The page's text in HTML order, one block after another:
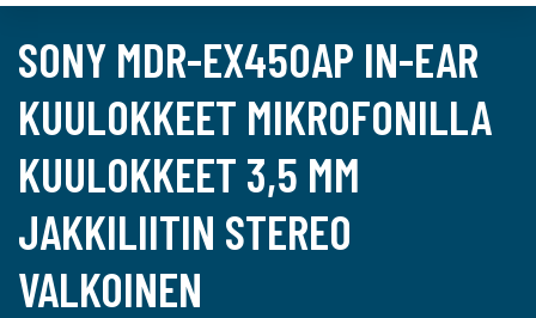
SONY MDR-EX450AP IN-EAR
KUULOKKEET MIKROFONILLA
KUULOKKEET 3,5 MM
JAKKILIITIN STEREO
VALKOINEN